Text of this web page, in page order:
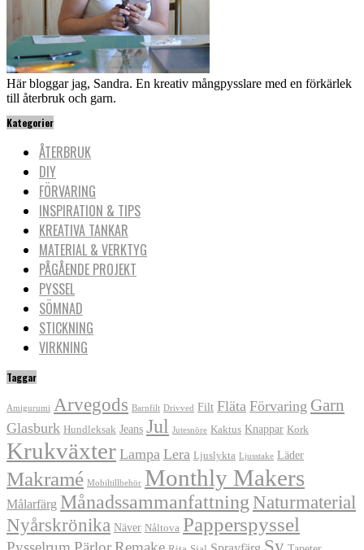
Här bloggar jag, Sandra. En kreativ mångpysslare med en förkärlek
till återbruk och garn.
Kategorier
ÅTERBRUK
DIY
FÖRVARING
INSPIRATION & TIPS
KREATIVA TANKAR
MATERIAL & VERKTYG
PÅGÅENDE PROJEKT
PYSSEL
SÖMNAD
STICKNING
VIRKNING
Taggar
Amigurumi Arvegods Barnfilt Drivved Filt Fläta Förvaring Garn
Glasburk Hundleksak Jeans Jul Jutesnöre Kaktus Knappar Kork
Krukväxter Lampa Lera Ljuslykta Ljusstake Läder
Makramé Mobiltillbehör Monthly Makers
Målarfärg Månadssammanfattning Naturmaterial
Nyårskrönika Näver Nåltova Papperspyssel